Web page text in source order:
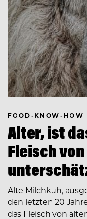
FOOD-KNOW-HOW
Alter, ist
Fleisch
Alte Milchkuh,
den letzten 20
das Fleisch von